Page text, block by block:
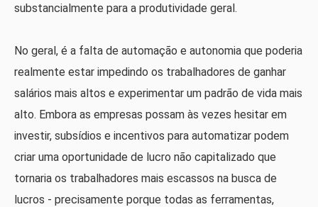
substancialmente para a produtividade geral.
No geral, é a falta de automação e autonomia que poderia
realmente estar impedindo os trabalhadores de ganhar
salários mais altos e experimentar um padrão de vida mais
alto. Embora as empresas possam às vezes hesitar em
investir, subsídios e incentivos para automatizar podem
criar uma oportunidade de lucro não capitalizado que
tornaria os trabalhadores mais escassos na busca de
lucros - precisamente porque todas as ferramentas,